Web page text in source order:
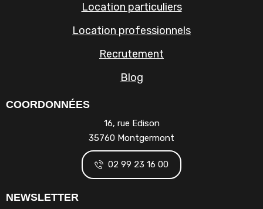
Location particuliers
Location professionnels
Recrutement
Blog
COORDONNÉES
16, rue Edison
35760 Montgermont
02 99 23 16 00
NEWSLETTER